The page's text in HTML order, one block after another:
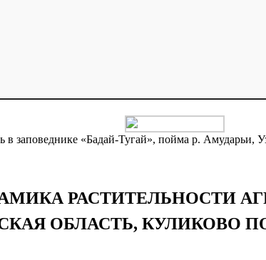
в заповеднике «Бадай-Тугай», пойма р. Амударьи,
РАСТИТЕЛЬНОСТИ
ОБЛАСТЬ, КУЛИКОВО